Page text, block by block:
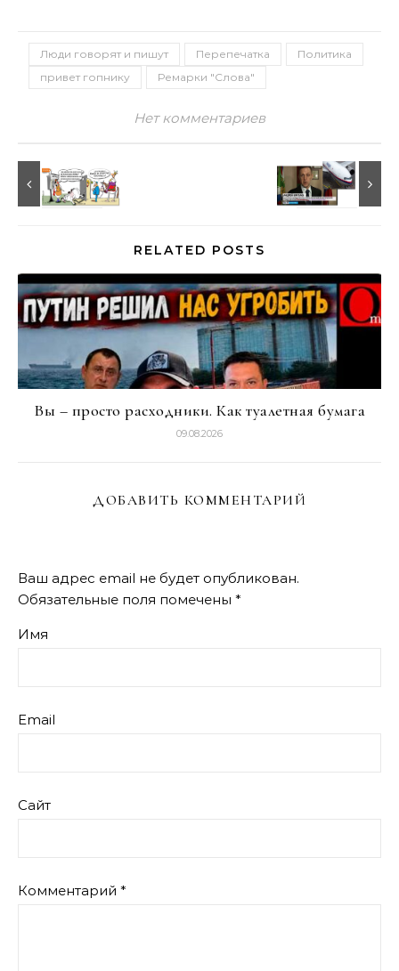
Люди говорят и пишут Перепечатка
Политика
привет гопнику
Ремарки "Слова"
Нет комментариев
RELATED POSTS
Вы – просто расходники. Как туалетная бумага
09.08.2026
ДОБАВИТЬ КОММЕНТАРИЙ
Ваш адрес email не будет опубликован.
Обязательные поля помечены *
Имя
Email
Сайт
Комментарий *